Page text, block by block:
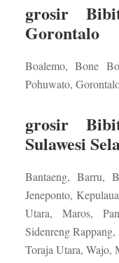
grosir
Gorontalo
Boalemo, Bone
Pohuwato,
grosir
Sulawesi
Bantaeng, Barru,
Jeneponto,
Utara, Maros,
Sidenreng
Toraja Utara, Wajo,